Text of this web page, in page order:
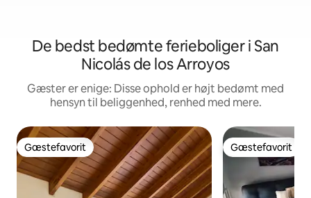
De bedst bedømte ferieboliger i San
Nicolás de los Arroyos
Gæster er enige: Disse ophold er højt bedømt med
hensyn til beliggenhed, renhed med mere.
Gæstefavorit
Gæstefavorit Gæstefavorit
Gæstefavorit